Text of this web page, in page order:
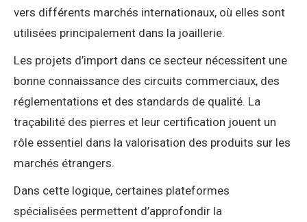
vers différents marchés internationaux, où elles sont
utilisées principalement dans la joaillerie.
Les projets d’import dans ce secteur nécessitent une
bonne connaissance des circuits commerciaux, des
réglementations et des standards de qualité. La
traçabilité des pierres et leur certification jouent un
rôle essentiel dans la valorisation des produits sur les
marchés étrangers.
Dans cette logique, certaines plateformes
spécialisées permettent d’approfondir la